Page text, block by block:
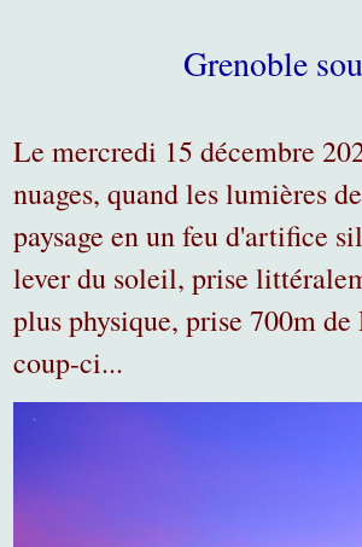
Grenoble
Le mercredi 15 décembre
nuages, quand les lumières
paysage en un feu d'artifice
lever du soleil, prise
plus physique, prise 700m
coup-ci...